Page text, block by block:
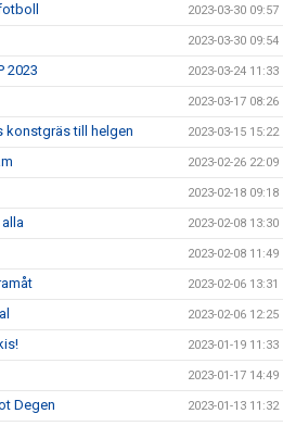
2023-03-30 09:57
2023-03-30 09:54
2023 2023-03-24 11:33
2023-03-17 08:26
konstgräs till helgen 2023-03-15 15:22
2023-02-26 22:09
2023-02-18 09:18
2023-02-08 13:30
2023-02-08 11:49
2023-02-06 13:31
2023-02-06 12:25
2023-01-19 11:33
2023-01-17 14:49
Degen 2023-01-13 11:32